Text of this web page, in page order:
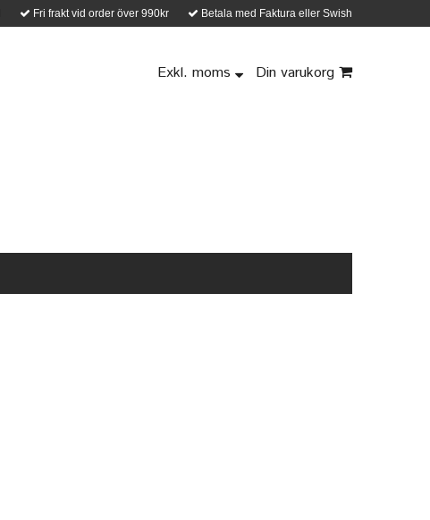
Fri frakt vid order över 990kr Betala med Faktura eller Swish
Exkl. moms Din varukorg